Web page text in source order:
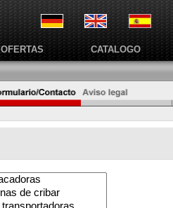
OFERTAS CATALOGO